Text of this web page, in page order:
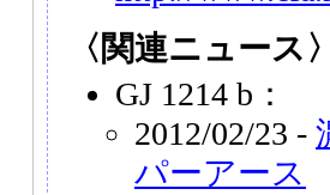
〈関連ニュース〉
GJ 1214 b：
2012/02/23 -
パーアース